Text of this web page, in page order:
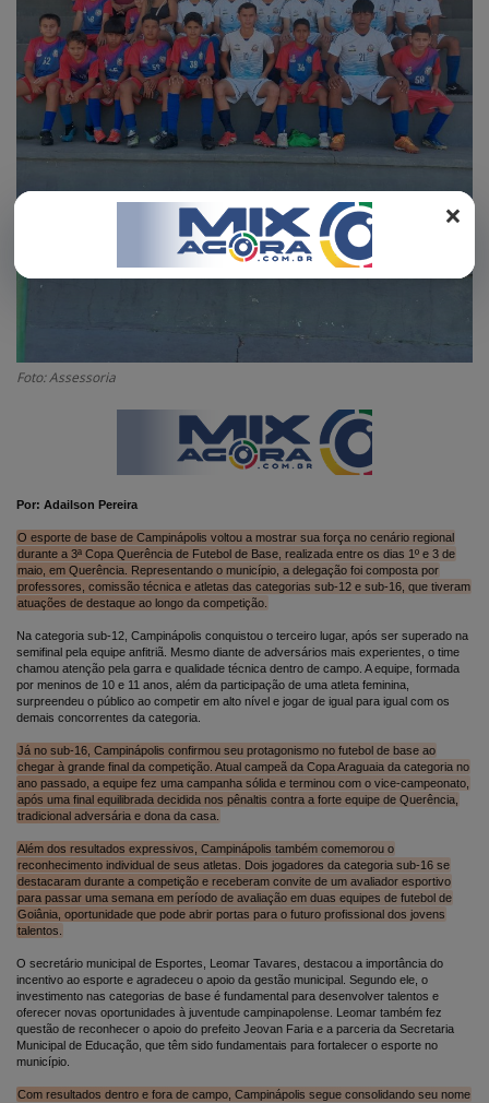
MIX AGORA TV
CONECTE-SE
REGISTO
×
Foto: Assessoria
Por: Adailson Pereira
O esporte de base de Campinápolis voltou a mostrar sua força no cenário regional
durante a 3ª Copa Querência de Futebol de Base, realizada entre os dias 1º e 3 de
maio, em Querência. Representando o município, a delegação foi composta por
professores, comissão técnica e atletas das categorias sub-12 e sub-16, que tiveram
atuações de destaque ao longo da competição.
Na categoria sub-12, Campinápolis conquistou o terceiro lugar, após ser superado na
semifinal pela equipe anfitriã. Mesmo diante de adversários mais experientes, o time
chamou atenção pela garra e qualidade técnica dentro de campo. A equipe, formada
por meninos de 10 e 11 anos, além da participação de uma atleta feminina,
surpreendeu o público ao competir em alto nível e jogar de igual para igual com os
demais concorrentes da categoria.
Já no sub-16, Campinápolis confirmou seu protagonismo no futebol de base ao
chegar à grande final da competição. Atual campeã da Copa Araguaia da categoria no
ano passado, a equipe fez uma campanha sólida e terminou com o vice-campeonato,
após uma final equilibrada decidida nos pênaltis contra a forte equipe de Querência,
tradicional adversária e dona da casa.
Além dos resultados expressivos, Campinápolis também comemorou o
reconhecimento individual de seus atletas. Dois jogadores da categoria sub-16 se
destacaram durante a competição e receberam convite de um avaliador esportivo
para passar uma semana em período de avaliação em duas equipes de futebol de
Goiânia, oportunidade que pode abrir portas para o futuro profissional dos jovens
talentos.
O secretário municipal de Esportes, Leomar Tavares, destacou a importância do
incentivo ao esporte e agradeceu o apoio da gestão municipal. Segundo ele, o
investimento nas categorias de base é fundamental para desenvolver talentos e
oferecer novas oportunidades à juventude campinapolense. Leomar também fez
questão de reconhecer o apoio do prefeito Jeovan Faria e a parceria da Secretaria
Municipal de Educação, que têm sido fundamentais para fortalecer o esporte no
município.
Com resultados dentro e fora de campo, Campinápolis segue consolidando seu nome